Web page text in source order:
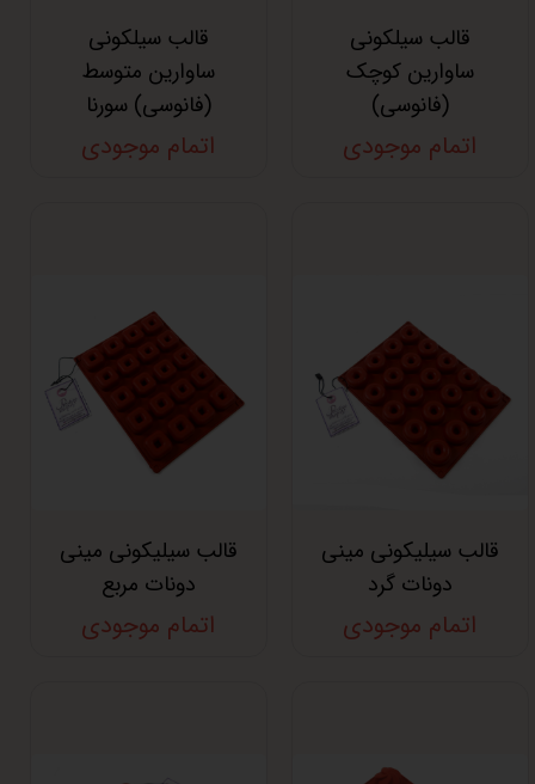
قالب سیلکونی
ساوارین کوچک
(فانوسی)
اتمام موجودی
قالب سیلکونی
ساوارین متوسط
(فانوسی) سورنا
اتمام موجودی
قالب سیلیکونی مینی
دونات گرد
اتمام موجودی
قالب سیلیکونی مینی
دونات مربع
اتمام موجودی